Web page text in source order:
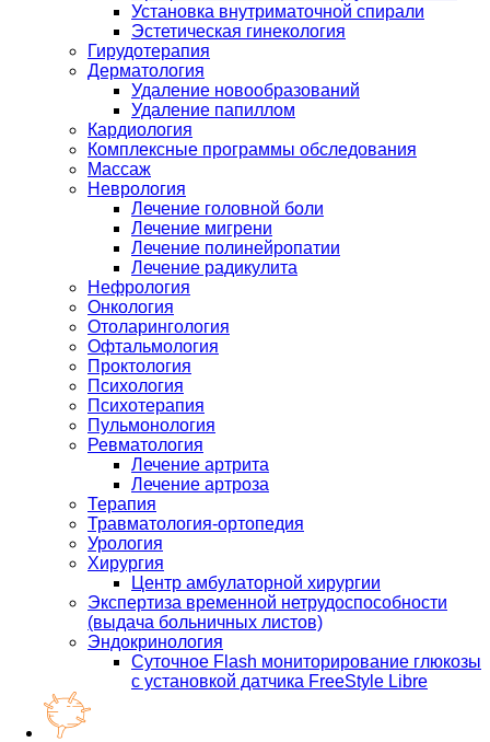
Установка внутриматочной спирали
Эстетическая гинекология
Гирудотерапия
Дерматология
Удаление новообразований
Удаление папиллом
Кардиология
Комплексные программы обследования
Массаж
Неврология
Лечение головной боли
Лечение мигрени
Лечение полинейропатии
Лечение радикулита
Нефрология
Онкология
Отоларингология
Офтальмология
Проктология
Психология
Психотерапия
Пульмонология
Ревматология
Лечение артрита
Лечение артроза
Терапия
Травматология-ортопедия
Урология
Хирургия
Центр амбулаторной хирургии
Экспертиза временной нетрудоспособности
(выдача больничных листов)
Эндокринология
Суточное Flash мониторирование глюкозы
с установкой датчика FreeStyle Libre